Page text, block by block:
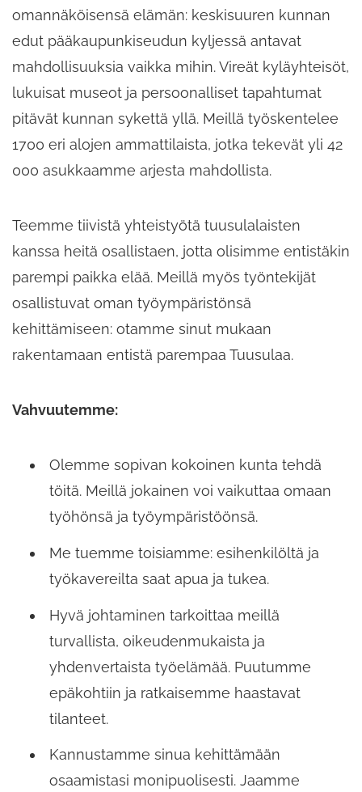
omannäköisensä elämän: keskisuuren kunnan
edut pääkaupunkiseudun kyljessä antavat
mahdollisuuksia vaikka mihin. Vireät kyläyhteisöt,
lukuisat museot ja persoonalliset tapahtumat
pitävät kunnan sykettä yllä. Meillä työskentelee
1700 eri alojen ammattilaista, jotka tekevät yli 42
000 asukkaamme arjesta mahdollista.
Teemme tiivistä yhteistyötä tuusulalaisten
kanssa heitä osallistaen, jotta olisimme entistäkin
parempi paikka elää. Meillä myös työntekijät
osallistuvat oman työympäristönsä
kehittämiseen: otamme sinut mukaan
rakentamaan entistä parempaa Tuusulaa.
Vahvuutemme:
Olemme sopivan kokoinen kunta tehdä
töitä. Meillä jokainen voi vaikuttaa omaan
työhönsä ja työympäristöönsä.
Me tuemme toisiamme: esihenkilöltä ja
työkavereilta saat apua ja tukea.
Hyvä johtaminen tarkoittaa meillä
turvallista, oikeudenmukaista ja
yhdenvertaista työelämää. Puutumme
epäkohtiin ja ratkaisemme haastavat
tilanteet.
Kannustamme sinua kehittämään
osaamistasi monipuolisesti. Jaamme